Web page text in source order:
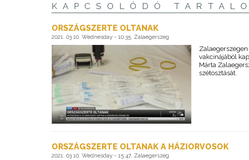
KAPCSOLÓDÓ
ORSZÁGSZERTE OLTANAK
2021. 03 10. Wednesday - 10:35, Zalaegerszeg
vakcinájából
Márta
szétosztását.
ORSZÁGSZERTE OLTANAK A HÁZIORVOSOK
2021. 03 10. Wednesday - 15:47, Zalaegerszeg